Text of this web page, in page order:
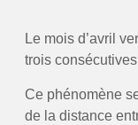
Le mois d’avril
trois
Ce phénomène
de la distance